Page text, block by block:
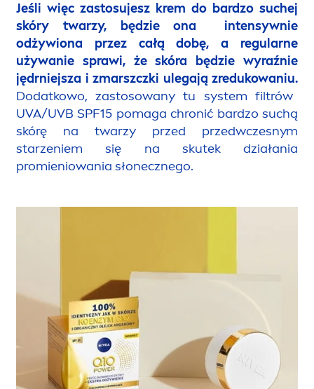
Jeśli więc zastosujesz krem do bardzo suchej
skóry twarzy, będzie ona intensywnie
odżywiona przez całą dobę, a regularne
używanie sprawi, że skóra będzie wyraźnie
jędrniejsza i zmarszczki ulegają zredukowaniu.
Dodatkowo, zastosowany tu system filtrów
UVA/UVB SPF15 pomaga chronić bardzo suchą
skórę na twarzy przed przedwczesnym
starzeniem się na skutek działania
promieniowania słonecznego.